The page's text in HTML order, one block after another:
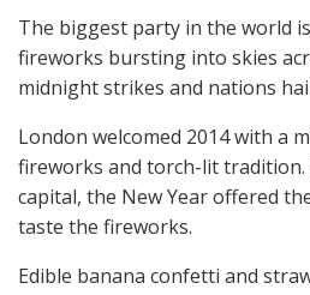
The biggest party in the world
fireworks bursting into skies
midnight strikes and nations
London welcomed 2014 with a
fireworks and torch-lit tradition.
capital, the New Year offered
taste the fireworks.
Edible banana confetti and